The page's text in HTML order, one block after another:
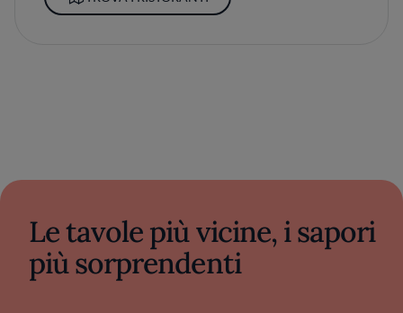
Le tavole più vicine, i sapori
più sorprendenti